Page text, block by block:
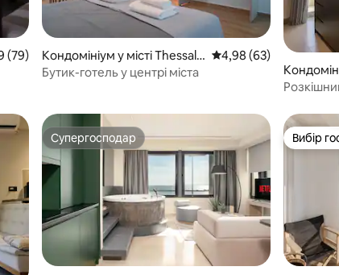
оцінка: 4,99 з 5, відгуки: 79
(79)
Кондомініум у місті Thessalo
niki
Середня оцінка: 4,98
4,98 (63)
Бутик-готель у центрі міста
niki
Супергосподар
Супергосподар Вибір
Вибір